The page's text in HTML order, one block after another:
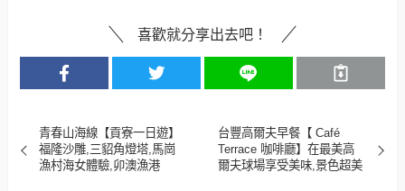
喜歡就分享出去吧！
青春山海線【貢寮一日遊】
福隆沙雕,三貂角燈塔,馬崗
漁村海女體驗,卯澳漁港
台豐高爾夫早餐【 Café
Terrace 咖啡廳】在最美高
爾夫球場享受美味,景色超美